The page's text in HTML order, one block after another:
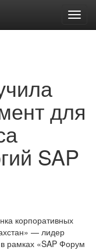
для
SAP
корпоративных
— лидер
рамках «SAP Форум